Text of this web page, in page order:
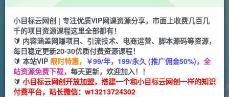
（6504期）抖音千川进阶课【核心版】 千川投流
高阶课 小白也可以快速学会千川投流
一个小目标云网创
2年前发布
关注 私信
1959 114
付费阅读
小目标云网创 | 专注优质VIP网课资源分享，市面上收费几百几
千的项目资源课程这里全部都有！
🔰 内容涵盖网赚项目、引流技术、电商运营、脚本源码等资源，
每日稳定更新20-30优质付费资源课程！
🔰 本站VIP 限时特惠， ￥99/年，199/永久 (推广佣金50%)， 全
站资源免费下载， 每天更新，欢迎加入！！
🔰 小目标云网创开放加盟，搭建一个和小目标云网创一样的知识
付费平台，站长微信：w13213724302